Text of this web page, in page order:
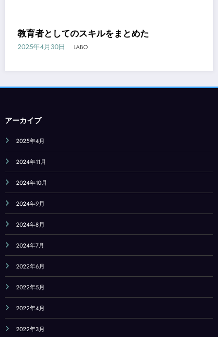
教育者としてのスキルをまとめた
2025年4月30日 LABO
アーカイブ
2025年4月
2024年11月
2024年10月
2024年9月
2024年8月
2024年7月
2022年6月
2022年5月
2022年4月
2022年3月